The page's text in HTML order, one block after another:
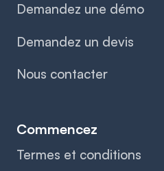
Demandez une démo
Demandez un devis
Nous contacter
Commencez
Termes et conditions